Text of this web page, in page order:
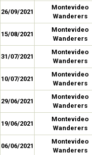
26/09/2021
Montevideo
Wanderers
15/08/2021
Montevideo
Wanderers
31/07/2021
Montevideo
Wanderers
10/07/2021
Montevideo
Wanderers
29/06/2021
Montevideo
Wanderers
19/06/2021
Montevideo
Wanderers
06/06/2021
Montevideo
Wanderers